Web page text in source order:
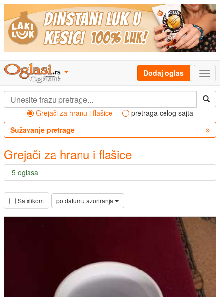
Dodaj oglas
Grejači za hranu i flašice
pretraga celog sajta
Sužavanje pretrage
Grejači za hranu i flašice
5 oglasa
Sa slikom po datumu ažuriranja